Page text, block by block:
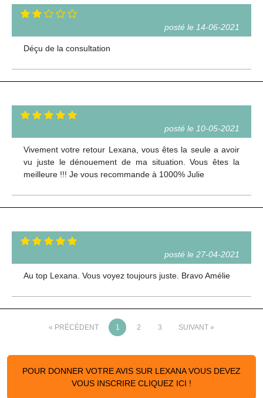
posté le 14-06-2021
Déçu de la consultation
posté le 10-05-2021
Vivement votre retour Lexana, vous êtes la seule a avoir
vu juste le dénouement de ma situation. Vous êtes la
meilleure !!! Je vous recommande à 1000% Julie
posté le 27-04-2021
Au top Lexana. Vous voyez toujours juste. Bravo Amélie
« PRÉCÉDENT 1 2 3 SUIVANT »
POUR DONNER VOTRE AVIS SUR LEXANA VOUS DEVEZ
VOUS INSCRIRE CLIQUEZ ICI !